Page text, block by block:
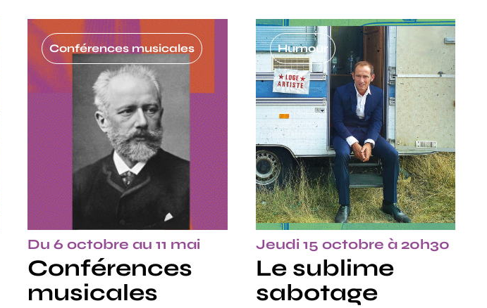
Conférences musicales
Du 6 octobre au 11 mai
Conférences
musicales
Humour
Jeudi 15 octobre à 20h30
Le sublime
sabotage